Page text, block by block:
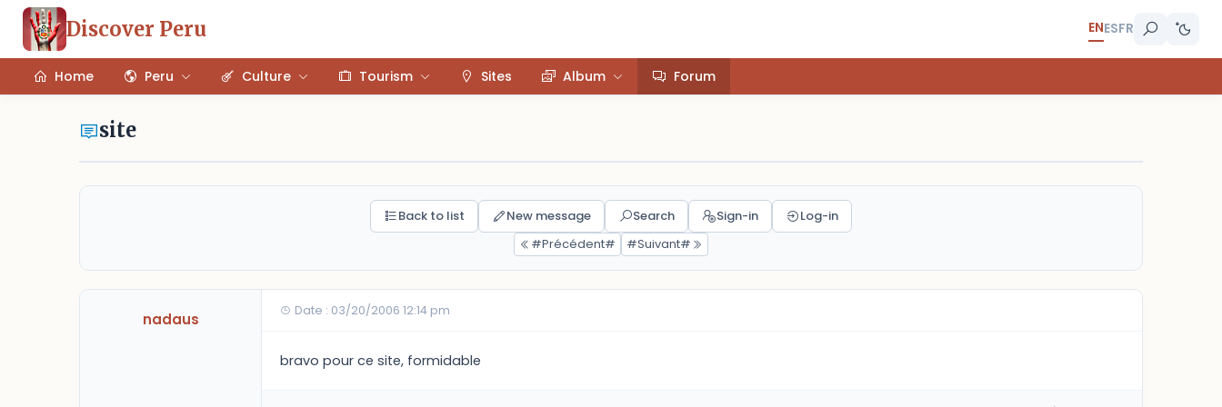
Discover Peru ENESFR
Home Peru Culture Tourism Sites Album Forum
site
Back to list New message Search Sign-in
Log-in
#Précédent#
#Suivant#
nadaus Date : 03/20/2006 12:14 pm
bravo pour ce site, formidable